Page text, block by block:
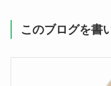
このブログを書